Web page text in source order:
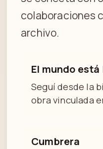
colaboraciones
archivo.
El mundo
Seguí desde la
obra vinculada
Cumbrera